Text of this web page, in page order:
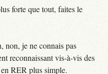
forte que tout, faites le
non, je ne connais pas
reconnaissant vis-à-vis des
RER plus simple.